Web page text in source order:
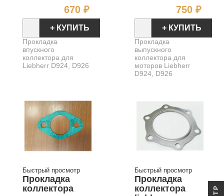
670 ₽Цена
+ КУПИТЬ
Прокладка
впускного
коллектора для
Liebherr D924, D926
750 ₽
+ КУПИТЬ
Прокладка
выпускного
коллектора для
моторов Liebherr
D924, D926
Быстрый просмотр
Прокладка
коллектора
Быстрый просмотр
Прокладка
коллектора